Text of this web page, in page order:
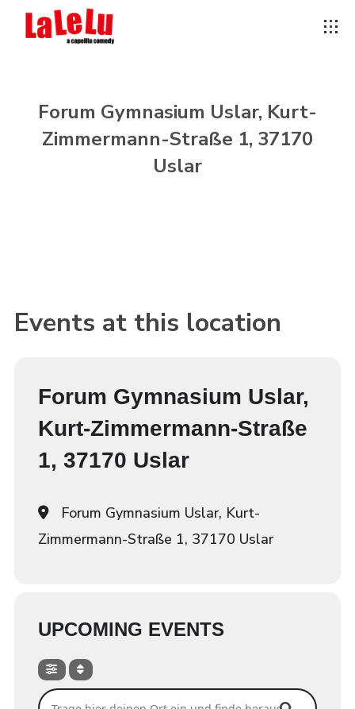
Forum Gymnasium Uslar, Kurt-
Zimmermann-Straße 1, 37170
Uslar
Events at this location
Forum Gymnasium Uslar,
Kurt-Zimmermann-Straße
1, 37170 Uslar
Forum Gymnasium Uslar, Kurt-
Zimmermann-Straße 1, 37170 Uslar
UPCOMING EVENTS
Trage hier deinen Ort ein und finde heraus, ob wir dort